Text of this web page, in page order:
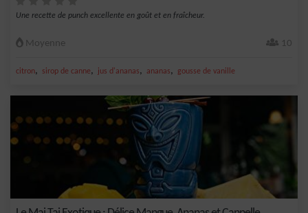
Une recette de punch excellente en goût et en fraîcheur.
Moyenne 10
citron, sirop de canne, jus d'ananas, ananas, gousse de vanille